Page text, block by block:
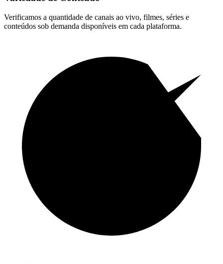
Verificamos a quantidade de canais ao vivo, filmes, séries e
conteúdos sob demanda disponíveis em cada plataforma.